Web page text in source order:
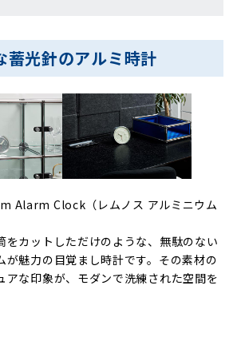
蓄光針のアルミ時計
Alarm Clock（レムノス アルミニウム
をカットしただけのような、無駄のない
が魅力の目覚まし時計です。その素材の
アな印象が、モダンで洗練された空間を